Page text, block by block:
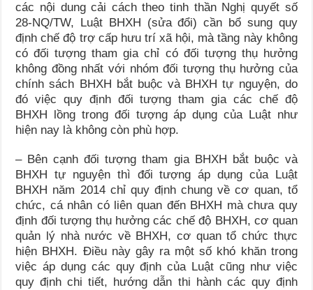
các nội dung cải cách theo tinh thần Nghị quyết số
28-NQ/TW, Luật BHXH (sửa đổi) cần bổ sung quy
định chế độ trợ cấp hưu trí xã hội, mà tầng này không
có đối tượng tham gia chỉ có đối tượng thụ hưởng
không đồng nhất với nhóm đối tượng thụ hưởng của
chính sách BHXH bắt buộc và BHXH tự nguyện, do
đó việc quy định đối tượng tham gia các chế độ
BHXH lồng trong đối tượng áp dụng của Luật như
hiện nay là không còn phù hợp.
– Bên cạnh đối tượng tham gia BHXH bắt buộc và
BHXH tự nguyện thì đối tượng áp dụng của Luật
BHXH năm 2014 chỉ quy định chung về cơ quan, tổ
chức, cá nhân có liên quan đến BHXH mà chưa quy
định đối tượng thụ hưởng các chế độ BHXH, cơ quan
quản lý nhà nước về BHXH, cơ quan tổ chức thực
hiện BHXH. Điều này gây ra một số khó khăn trong
việc áp dụng các quy định của Luật cũng như việc
quy định chi tiết, hướng dẫn thi hành các quy định